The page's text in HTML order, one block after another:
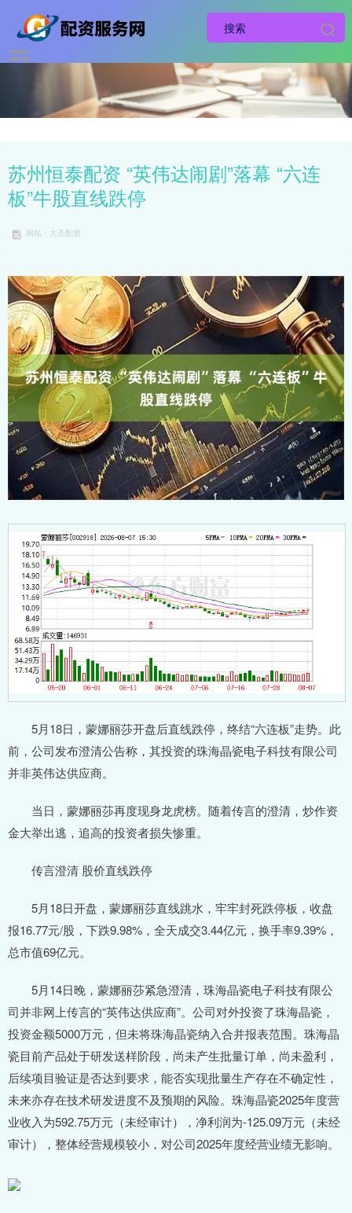
苏州恒泰配资 “英伟达闹剧”落幕 “六连
板”牛股直线跌停
网站：大圣配资
5月18日，蒙娜丽莎开盘后直线跌停，终结“六连板”走势。此
前，公司发布澄清公告称，其投资的珠海晶瓷电子科技有限公司
并非英伟达供应商。
当日，蒙娜丽莎再度现身龙虎榜。随着传言的澄清，炒作资
金大举出逃，追高的投资者损失惨重。
传言澄清 股价直线跌停
5月18日开盘，蒙娜丽莎直线跳水，牢牢封死跌停板，收盘
报16.77元/股，下跌9.98%，全天成交3.44亿元，换手率9.39%，
总市值69亿元。
5月14日晚，蒙娜丽莎紧急澄清，珠海晶瓷电子科技有限公
司并非网上传言的“英伟达供应商”。公司对外投资了珠海晶瓷，
投资金额5000万元，但未将珠海晶瓷纳入合并报表范围。珠海晶
瓷目前产品处于研发送样阶段，尚未产生批量订单，尚未盈利，
后续项目验证是否达到要求，能否实现批量生产存在不确定性，
未来亦存在技术研发进度不及预期的风险。珠海晶瓷2025年度营
业收入为592.75万元（未经审计），净利润为-125.09万元（未经
审计），整体经营规模较小，对公司2025年度经营业绩无影响。